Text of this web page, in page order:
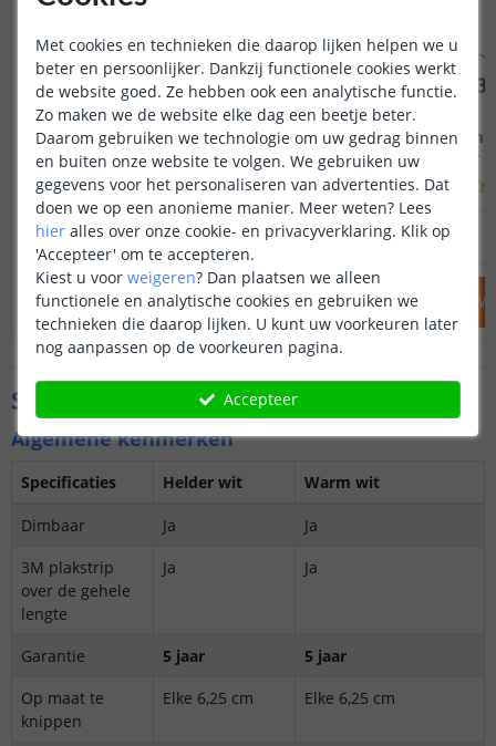
1M - compleet profiel
Opbouw - smal en laag
(70 reviews)
OP VOORRAAD 12,95
IN WINKELWAGEN
1M -
Inbouw -
OP VOORRAAD
IN
Specificaties
Algemene kenmerken
Specificaties Helder wit Warm wit
Dimbaar Ja
Ja
3M plakstrip
over de gehele
lengte
Ja Ja
Garantie 5 jaar
5 jaar
Op maat te
knippen
Elke 6,25 cm Elke 6,25 cm
Met cookies en technieken die daarop lijken helpen we u
beter en persoonlijker. Dankzij functionele cookies werkt
de website goed. Ze hebben ook een analytische functie.
Zo maken we de website elke dag een beetje beter.
Daarom gebruiken we technologie om uw gedrag binnen
en buiten onze website te volgen. We gebruiken uw
gegevens voor het personaliseren van advertenties. Dat
doen we op een anonieme manier. Meer weten? Lees
hier alles over onze cookie- en privacyverklaring. Klik op
'Accepteer' om te accepteren.
Kiest u voor weigeren? Dan plaatsen we alleen
functionele en analytische cookies en gebruiken we
technieken die daarop lijken. U kunt uw voorkeuren later
nog aanpassen op de voorkeuren pagina.
Accepteer